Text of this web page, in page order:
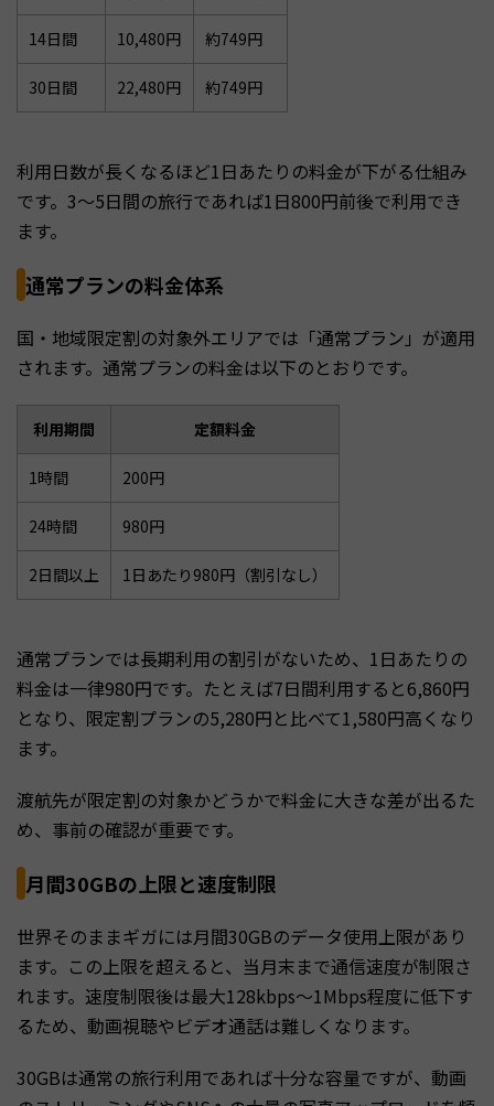
14日間 10,480円 約749円
30日間 22,480円 約749円
利用日数が長くなるほど1日あたりの料金が下がる仕組み
です。3〜5日間の旅行であれば1日800円前後で利用でき
ます。
通常プランの料金体系
国・地域限定割の対象外エリアでは「通常プラン」が適用
されます。通常プランの料金は以下のとおりです。
利用期間 定額料金
1時間 200円
24時間 980円
2日間以上 1日あたり980円（割引なし）
通常プランでは長期利用の割引がないため、1日あたりの
料金は一律980円です。たとえば7日間利用すると6,860円
となり、限定割プランの5,280円と比べて1,580円高くなり
ます。
渡航先が限定割の対象かどうかで料金に大きな差が出るた
め、事前の確認が重要です。
月間30GBの上限と速度制限
世界そのままギガには月間30GBのデータ使用上限があり
ます。この上限を超えると、当月末まで通信速度が制限さ
れます。速度制限後は最大128kbps〜1Mbps程度に低下す
るため、動画視聴やビデオ通話は難しくなります。
30GBは通常の旅行利用であれば十分な容量ですが、動画